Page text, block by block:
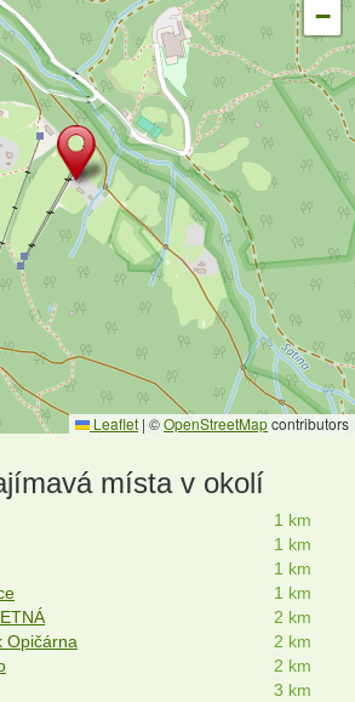
−
Leaflet | ©OpenStreetMapcontributors
místa v okolí
1 km
1 km
1 km
1 km
2 km
Opičárna
2 km
2 km
3 km